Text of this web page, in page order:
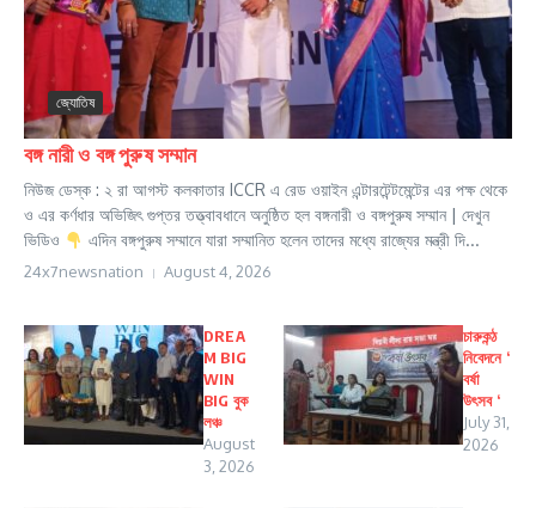
জ্যোতিষ
বঙ্গ নারী ও বঙ্গ পুরুষ সম্মান
নিউজ ডেস্ক : ২ রা আগস্ট কলকাতার ICCR এ রেড ওয়াইন এন্টারটেন্টমেন্টের এর পক্ষ থেকে
ও এর কর্ণধার অভিজিৎ গুপ্তর তত্ত্বাবধানে অনুষ্ঠিত হল বঙ্গনারী ও বঙ্গপুরুষ সম্মান | দেখুন
ভিডিও
এদিন বঙ্গপুরুষ সম্মানে যারা সম্মানিত হলেন তাদের মধ্যে রাজ্যের মন্ত্রী দি...
24x7newsnation August 4, 2026
DREA
M BIG
WIN
BIG বুক
লঞ্চ
August
3, 2026
চারুকন্ঠ
নিবেদনে ‘
বর্ষা
উৎসব ‘
July 31,
2026